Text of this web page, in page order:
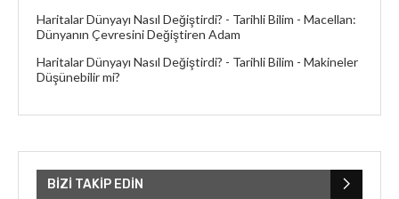
Haritalar Dünyayı Nasıl Değiştirdi? - Tarihli Bilim - Macellan:
Dünyanın Çevresini Değiştiren Adam
Haritalar Dünyayı Nasıl Değiştirdi? - Tarihli Bilim - Makineler
Düşünebilir mi?
BIZI TAKIP EDIN